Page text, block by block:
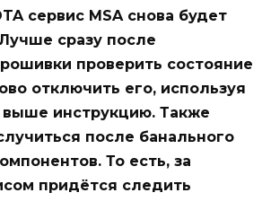
сервис MSA снова будет
сразу после
проверить состояние
отключить его, используя
инструкцию. Также
после банального
То есть, за
придётся следить